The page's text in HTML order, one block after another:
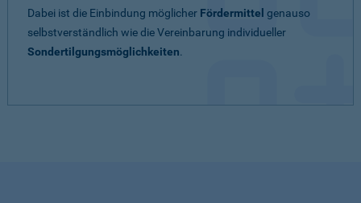
Dabei ist die Einbindung möglicher Fördermittel genauso
selbstverständlich wie die Vereinbarung individueller
Sondertilgungsmöglichkeiten.